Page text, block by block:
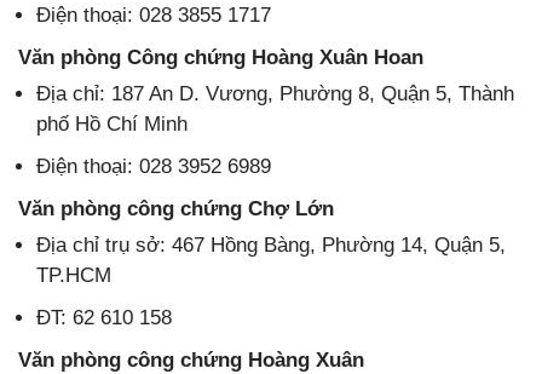
Điện thoại: 028 3855 1717
Văn phòng Công chứng Hoàng Xuân Hoan
Địa chỉ: 187 An D. Vương, Phường 8, Quận 5, Thành
phố Hồ Chí Minh
Điện thoại: 028 3952 6989
Văn phòng công chứng Chợ Lớn
Địa chỉ trụ sở: 467 Hồng Bàng, Phường 14, Quận 5,
TP.HCM
ĐT: 62 610 158
Văn phòng công chứng Hoàng Xuân